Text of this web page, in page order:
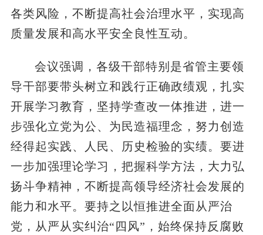
各类风险，不断提高社会治理水平，实现高
质量发展和高水平安全良性互动。
会议强调，各级干部特别是省管主要领
导干部要带头树立和践行正确政绩观，扎实
开展学习教育，坚持学查改一体推进，进一
步强化立党为公、为民造福理念，努力创造
经得起实践、人民、历史检验的实绩。要进
一步加强理论学习，把握科学方法，大力弘
扬斗争精神，不断提高领导经济社会发展的
能力和水平。要持之以恒推进全面从严治
党，从严从实纠治“四风”，始终保持反腐败